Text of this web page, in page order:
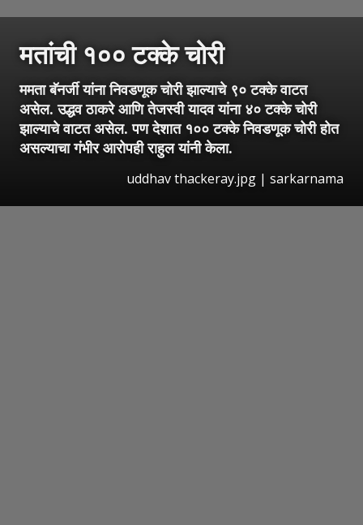
मतांची १०० टक्के चोरी
ममता बॅनर्जी यांना निवडणूक चोरी झाल्याचे ९० टक्के वाटत
असेल. उद्धव ठाकरे आणि तेजस्वी यादव यांना ४० टक्के चोरी
झाल्याचे वाटत असेल. पण देशात १०० टक्के निवडणूक चोरी होत
असल्याचा गंभीर आरोपही राहुल यांनी केला.
uddhav thackeray.jpg | sarkarnama